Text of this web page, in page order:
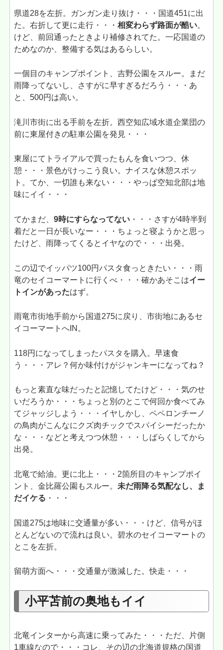
県道28を左折。ガンガン走り抜け・・・国道451に出
た。右折して更に走行・・・相変わらず路面が酷い。
けど、前回通ったときより補修されてた。一応国道の
ためなのか、整備する気はあるらしい。
一個目のキャンプポイント、吉野公園をスルー。まだ
雨降ってないし、さすがに早すぎるだろう・・・あ
と、500円は高い。
滝川市街に出る手前を左折。西空知広域水道企業団の
前に東屋付きの駐車公園を発見・・・
東屋にてトライアルで買ったもんを食いつつ、休
憩・・・景色がけっこう良い。ナイスな休憩スポッ
ト。てか、一切誰も来ない・・・やっぱ空知北部は地
味にイイ・・・
てかまだ、9時にすらなってない ・・・さすが4時半到
着だと一日が長いなー・・・ちょっと寝ようかと思っ
たけど、雨降ってくるとイヤなので・・・出発。
この辺でイッパツ100円パスタ食っときたい・・・雨
竜のセイコーマートに行くべ・・・確かあそこはイー
トインがあったはず。
雨竜市街地手前から国道275に戻り、市街地にあるセ
イコーマートへIN。
118円になってしまったパスタを購入。早速食
う・・・アレ？何か味付けがジャンキーになってね？
もっと素直な味だったと記憶してたけど・・・気のせ
いだろうか・・・ちょっと別のとこで何回か食べてみ
てジャッジしよう・・・イヤしかし、ペペロンチーノ
の鳥肉がこんなにクズ肉チックでスパイシーだったか
な・・・などと考えつつ休憩・・・しばらくしてから
出発。
北竜で給油。更に北上・・・2箇所目のキャンプポイ
ント、金比羅公園もスルー。未だ雨降る気配なし、ま
だイケる ・・・
国道275は地味に交通量が多い・・・けど、信号がほ
とんどないので流れは良い。碧水のセイコーマートの
とこを左折。
留萌方面へ・・・交通量が激減した。快走・・・
小平苫前の奥地もイイ
北竜インターから高速に乗ってみた・・・ただ、片側
1車線なので・・・コレ、その辺の北海道規格の国道